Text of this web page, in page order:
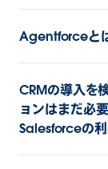
Agentforceと
CRMの導入を
ョンはまだ必
Salesforceの